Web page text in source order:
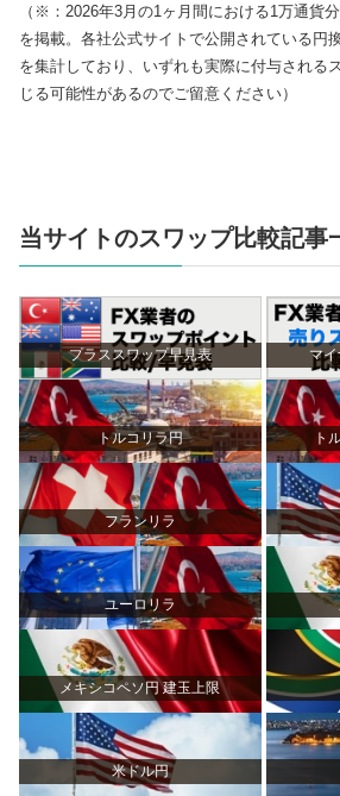
（※：2026年3月の1ヶ月間における1万通貨
を掲載。各社公式サイトで公開されている円
を集計しており、いずれも実際に付与される
じる可能性があるのでご留意ください）
当サイトのスワップ比較記事
プラススワップ早見表 マ
トルコリラ円 ト
フランリラ
ユーロリラ
メキシコペソ円 建玉上限
米ドル円